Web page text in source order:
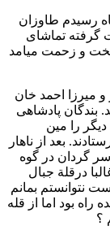
رسیدم طاوزان
گرفته تماشای
بخت و زحمت میامد
میرزا احمد خان
بندگان پادشاهی
را مین
بعد از ناهار
گردان در گوه
درقلة جبال
نتوانستم بمانم
راه بود اما از قله
؟